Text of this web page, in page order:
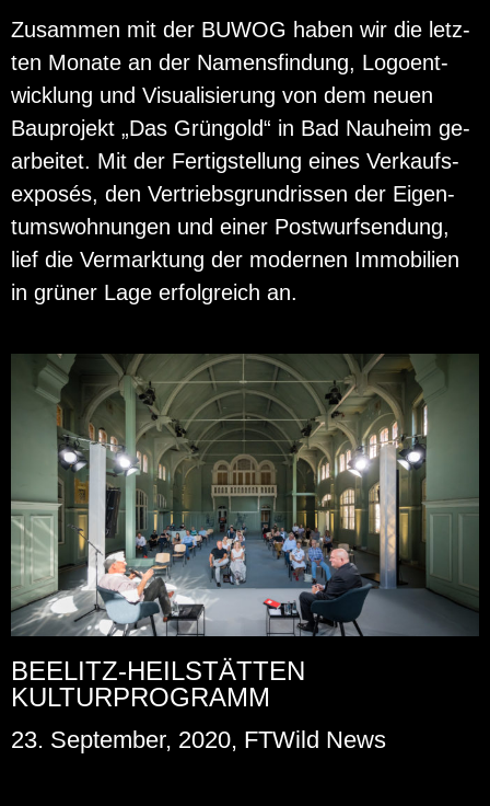
Zu­sam­men mit der BUWOG haben wir die letz­
ten Mo­na­te an der Na­mens­fin­dung, Lo­go­ent­
wick­lung und Vi­sua­li­sie­rung von dem neuen
Bau­pro­jekt „Das Grün­gold“ in Bad Nau­heim ge­
ar­bei­tet. Mit der Fer­tig­stel­lung eines Ver­kaufs­
ex­posés, den Ver­triebs­grund­ris­sen der Ei­gen­
tums­woh­nun­gen und einer Post­wurf­sen­dung,
lief die Ver­mark­tung der mo­der­nen Im­mo­bi­li­en
in grü­ner Lage er­folg­reich an.
BEELITZ-HEILSTÄTTEN
KULTURPROGRAMM
23. September, 2020, FTWild News